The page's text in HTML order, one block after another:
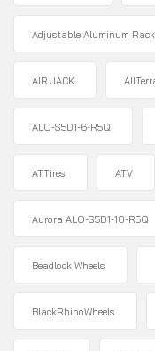
Adjustable Aluminum Rack
AIR JACK
ALO-S5D1-6-R5Q
ATTires ATV
Aurora ALO-S5D1-10-R5Q
Beadlock Wheels
BlackRhinoWheels